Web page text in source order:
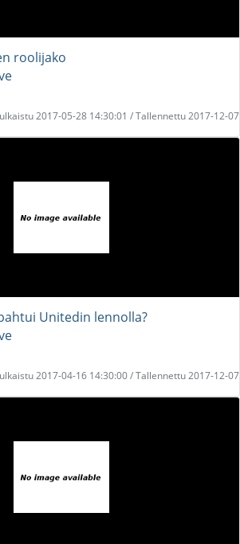
roolijako
2017-05-28 14:30:01 / Tallennettu 2017-12-07
Unitedin lennolla?
2017-04-16 14:30:00 / Tallennettu 2017-12-07